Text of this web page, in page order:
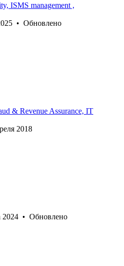
ISMS management ,
• Обновлено
& Revenue Assurance, IT
2018
2024 • Обновлено